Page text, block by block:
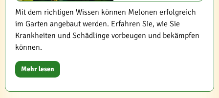
Mit dem richtigen Wissen können Melonen erfolgreich
im Garten angebaut werden. Erfahren Sie, wie Sie
Krankheiten und Schädlinge vorbeugen und bekämpfen
können.
Mehr lesen